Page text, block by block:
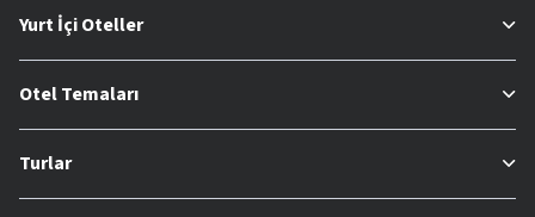
Yurt İçi Oteller
Otel Temaları
Turlar